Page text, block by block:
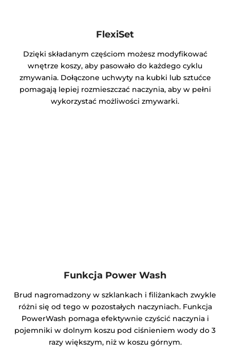
FlexiSet
Dzięki składanym częściom możesz modyfikować
wnętrze koszy, aby pasowało do każdego cyklu
zmywania. Dołączone uchwyty na kubki lub sztućce
pomagają lepiej rozmieszczać naczynia, aby w pełni
wykorzystać możliwości zmywarki.
Funkcja Power Wash
Brud nagromadzony w szklankach i filiżankach zwykle
różni się od tego w pozostałych naczyniach. Funkcja
PowerWash pomaga efektywnie czyścić naczynia i
pojemniki w dolnym koszu pod ciśnieniem wody do 3
razy większym, niż w koszu górnym.